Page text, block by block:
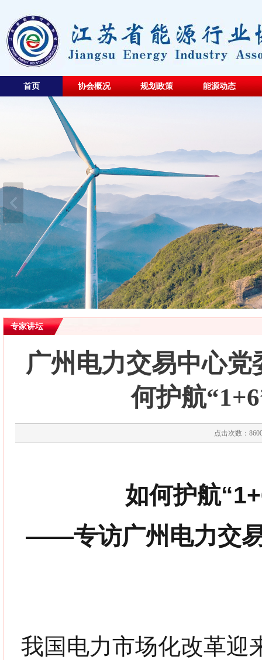
首页 协会概况 规划政策 能源动态
专家讲坛
广州电力交易中心
何护航
点击次数：
如何护航
——专访广州电力交
我国电力市场化改革迎